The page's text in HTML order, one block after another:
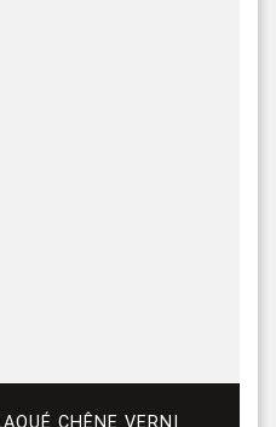
CHÊNE VERNI